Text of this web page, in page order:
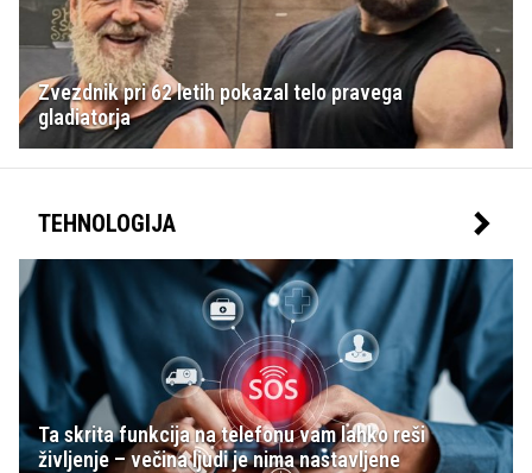
Zvezdnik pri 62 letih pokazal telo pravega
gladiatorja
TEHNOLOGIJA
Ta skrita funkcija na telefonu vam lahko reši
življenje – večina ljudi je nima nastavljene